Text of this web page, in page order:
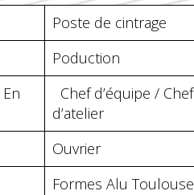
Poste de cintrage
Poduction
En
Chef d’équipe / Chef
d’atelier
Ouvrier
Formes Alu Toulouse